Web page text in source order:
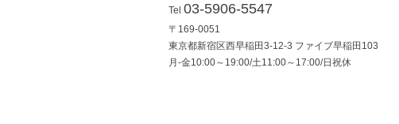
Tel 03-5906-5547
〒169-0051
東京都新宿区西早稲田3-12-3 ファイブ早稲田103
月-金10:00～19:00/土11:00～17:00/日祝休